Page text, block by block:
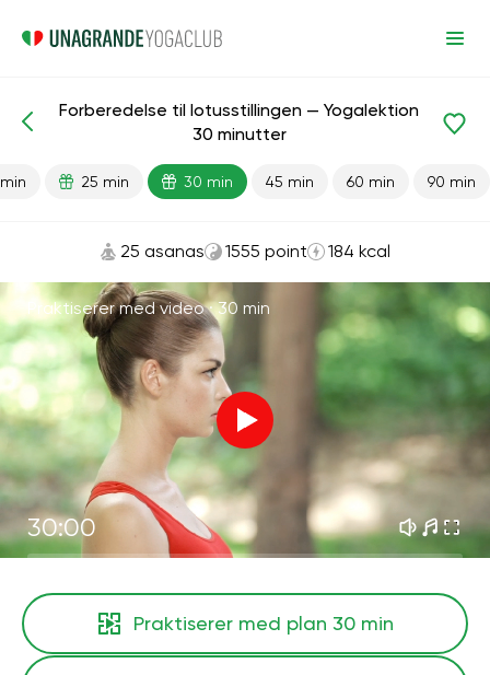
Færdiglavede lektioner Fleksibilitet
Forberedelse til lotusstillingen — Yogalektion
30 minutter
25 min 30 min 45 min 60 min 90 min
25 asanas 1555 point 184 kcal
Praktiserer med video ·30 min
30:00
Praktiserer med plan 30 min